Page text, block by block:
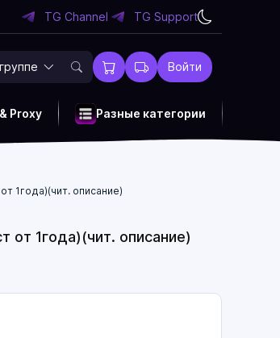
TG Channel TG Support
Войти
Proxy Разные категории
1года)(чит. описание)
1года)(чит. описание)